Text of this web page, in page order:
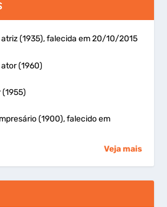
(1935), falecida em 20/10/2015
(1960)
(1900), falecido em
Veja mais